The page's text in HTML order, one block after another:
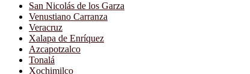
San Nicolás de los Garza
Venustiano Carranza
Veracruz
Xalapa de Enríquez
Azcapotzalco
Tonalá
Xochimilco